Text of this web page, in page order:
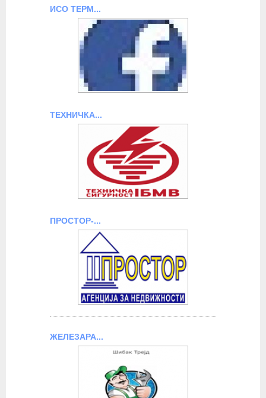
ИСО ТЕРМ...
ТЕХНИЧКА...
ПРОСТОР-...
ЖЕЛЕЗАРА...